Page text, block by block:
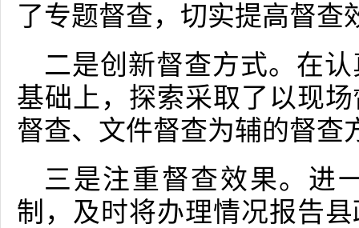
了专题督查，切实提高督查
二是创新督查方式。在
基础上，探索采取了以现
督查、文件督查为辅的督查
三是注重督查效果。进
制，及时将办理情况报告